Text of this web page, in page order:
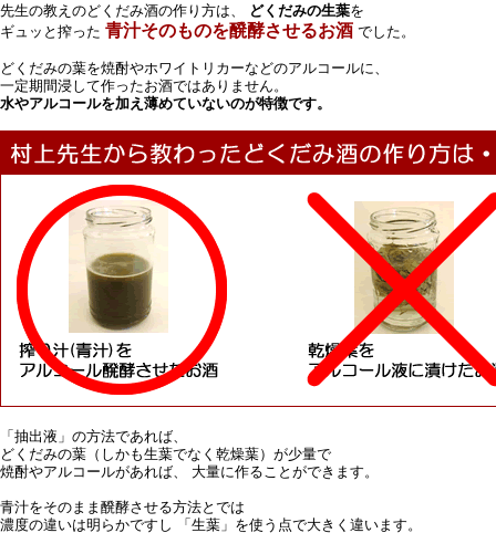
先生の教えのどくだみ酒の作り方は、 どくだみの生葉を
ギュッと搾った 青汁そのものを醗酵させるお酒 でした。
どくだみの葉を焼酎やホワイトリカーなどのアルコールに、
一定期間浸して作ったお酒ではありません。
水やアルコールを加え薄めていないのが特徴です。
「抽出液」の方法であれば、
どくだみの葉（しかも生葉でなく乾燥葉）が少量で
焼酎やアルコールがあれば、 大量に作ることができます。
青汁をそのまま醗酵させる方法とでは
濃度の違いは明らかですし 「生葉」を使う点で大きく違います。